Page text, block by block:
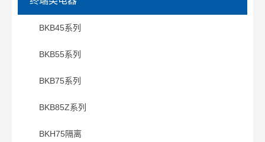
BKB45系列
BKB55系列
BKB75系列
BKB85Z系列
BKH75隔离